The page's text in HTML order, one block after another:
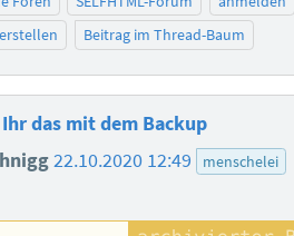
Beitrag im Thread-Baum
das mit dem Backup
22.10.2020 12:49 menschelei